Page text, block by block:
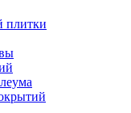
плитки